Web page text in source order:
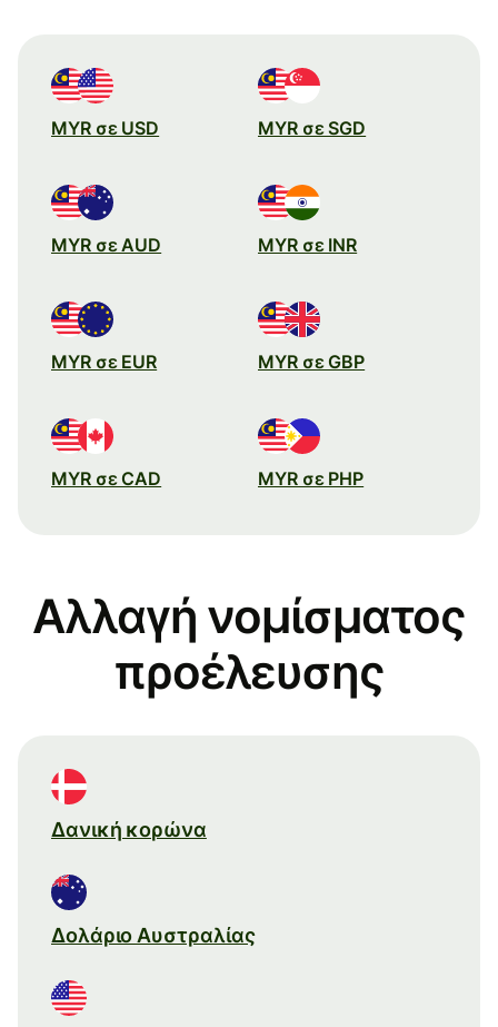
MYR σε USD MYR σε SGD
MYR σε AUD MYR σε INR
MYR σε EUR MYR σε GBP
MYR σε CAD MYR σε PHP
Αλλαγή νομίσματος
προέλευσης
Δανική κορώνα
Δολάριο Αυστραλίας